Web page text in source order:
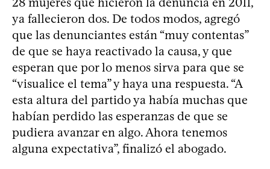
ya fallecieron dos. De todos modos, agregó
que las denunciantes están “muy contentas”
de que se haya reactivado la causa, y que
esperan que por lo menos sirva para que se
“visualice el tema” y haya una respuesta. “A
esta altura del partido ya había muchas que
habían perdido las esperanzas de que se
pudiera avanzar en algo. Ahora tenemos
alguna expectativa”, finalizó el abogado.